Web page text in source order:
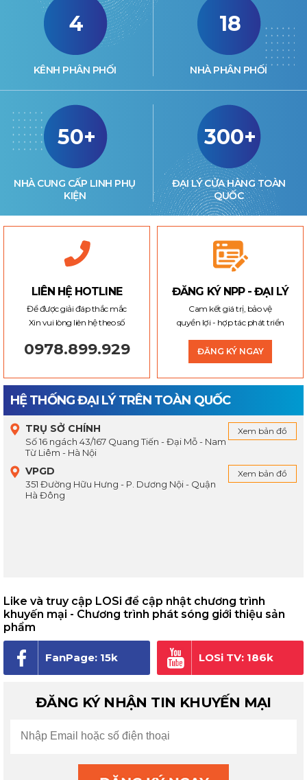
4
KÊNH PHÂN PHỐI
18
NHÀ PHÂN PHỐI
50+
NHÀ CUNG CẤP LINH PHỤ
KIỆN
300+
ĐẠI LÝ CỬA HÀNG TOÀN
QUỐC
LIÊN HỆ HOTLINE
Để được giải đáp thắc mắc
Xin vui lòng liên hệ theo số
0978.899.929
ĐĂNG KÝ NPP - ĐẠI LÝ
Cam kết giá trị, bảo vệ
quyền lợi - hợp tác phát triển
ĐĂNG KÝ NGAY
HỆ THỐNG ĐẠI LÝ TRÊN TOÀN QUỐC
Xem bản đồ
TRỤ SỞ CHÍNH
Số 16 ngách 43/167 Quang Tiến - Đại Mỗ - Nam
Từ Liêm - Hà Nội
Xem bản đồ
VPGD
351 Đường Hữu Hưng - P. Dương Nội - Quận
Hà Đông
Like và truy cập LOSi để cập nhật chương trình
khuyến mại - Chương trình phát sóng giới thiệu sản
phẩm
FanPage: 15k
người theo dõi
LOSi TV: 186k
ĐĂNG KÝ NHẬN TIN KHUYẾN MẠI